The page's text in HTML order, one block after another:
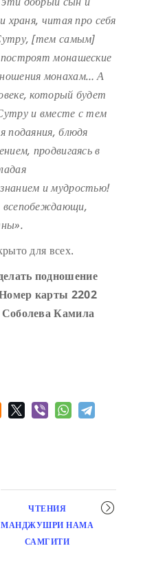
храня, читая про себя
[тем самым]
монашеские
монахам… А
который будет
и вместе с тем
подаяния, блюдя
продвигаясь в
и мудростью!
всепобеждающи,
».
для всех.
подношение
карты 2202
Камила
ЧТЕНИЯ
МАНДЖУШРИ НАМА
САМГИТИ